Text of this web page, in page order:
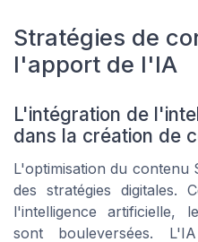
Stratégies de
l'apport de l'IA
L'intégration de
dans la création de
L'optimisation du
des stratégies digitales.
l'intelligence artificielle,
sont bouleversées.